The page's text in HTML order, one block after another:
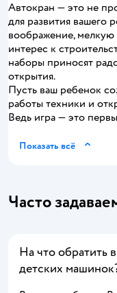
Автокран — это не
для развития вашего
воображение,
интерес к
наборы приносят
открытия.
Пусть ваш ребенок
работы техники и
Ведь игра — это
Показать всё
Часто
На что обратить
детских